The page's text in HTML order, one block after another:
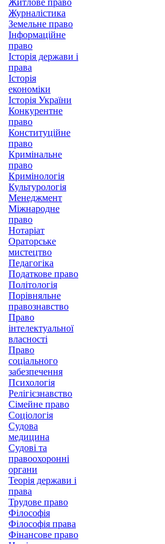
Житлове право
Журналістика
Земельне право
Інформаційне
право
Історія держави і
права
Історія
економіки
Історія України
Конкурентне
право
Конституційне
право
Кримінальне
право
Кримінологія
Культурологія
Менеджмент
Міжнародне
право
Нотаріат
Ораторське
мистецтво
Педагогіка
Податкове право
Політологія
Порівняльне
правознавство
Право
інтелектуальної
власності
Право
соціального
забезпечення
Психологія
Релігієзнавство
Сімейне право
Соціологія
Судова
медицина
Судові та
правоохоронні
органи
Теорія держави і
права
Трудове право
Філософія
Філософія права
Фінансове право